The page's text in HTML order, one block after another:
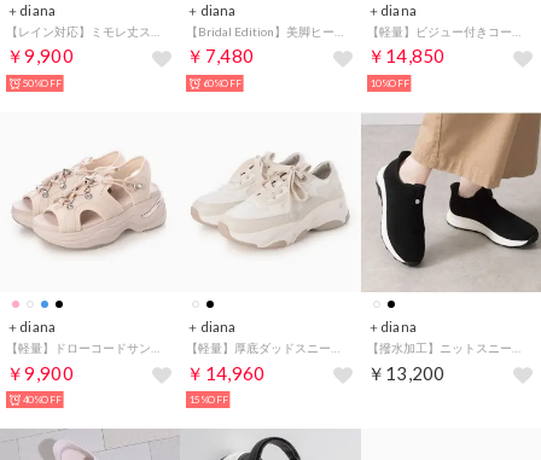
＋diana
￥9,900
50%OFF
＋diana
￥7,480
60%OFF
＋diana
￥14,850
10%OFF
＋diana
【軽量】ドローコードサンダル （ピンク生地）
￥9,900
40%OFF
＋diana
【軽量】厚底ダッドスニーカー （アイボリー人工スムース）
￥14,960
15%OFF
＋diana
【撥水加工】ニットスニーカー （黒生地）
￥13,200